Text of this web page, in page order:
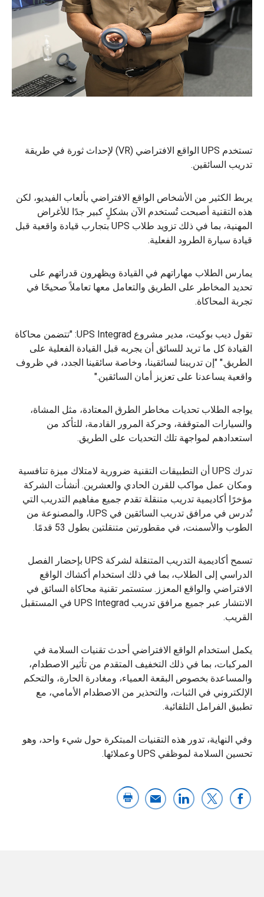
تستخدم UPS الواقع الافتراضي (VR) لإحداث ثورة في طريقة
تدريب السائقين.
يربط الكثير من الأشخاص الواقع الافتراضي بألعاب الفيديو، لكن
هذه التقنية أصبحت تُستخدم الآن بشكلٍ كبير جدًا للأغراض
المهنية، بما في ذلك تزويد طلاب UPS بتجارب قيادة واقعية قبل
قيادة سيارة الطرود الفعلية.
يمارس الطلاب مهاراتهم في القيادة ويظهرون قدراتهم على
تحديد المخاطر على الطريق والتعامل معها تعاملاً صحيحًا في
تجربة المحاكاة.
تقول ديب بوكيت، مدير مشروع UPS Integrad: "تتضمن محاكاة
القيادة كل ما تريد للسائق أن يجربه قبل القيادة الفعلية على
الطريق." "إن تدريبنا لسائقينا، وخاصة سائقينا الجدد، في ظروف
واقعية يساعدنا على تعزيز أمان السائقين."
يواجه الطلاب تحديات مخاطر الطرق المعتادة، مثل المشاة،
والسيارات المتوقفة، وحركة المرور القادمة، للتأكد من
استعدادهم لمواجهة تلك التحديات على الطريق.
تدرك UPS أن التطبيقات التقنية ضرورية لامتلاك ميزة تنافسية
ومكان عمل مواكب للقرن الحادي والعشرين. أنشأت الشركة
مؤخرًا أكاديمية تدريب متنقلة تقدم جميع مفاهيم التدريب التي
تُدرس في مرافق تدريب السائقين في UPS، والمصنوعة من
الطوب والأسمنت، في مقطورتين متنقلتين بطول 53 قدمًا.
تسمح أكاديمية التدريب المتنقلة لشركة UPS بإحضار الفصل
الدراسي إلى الطلاب، بما في ذلك استخدام أكشاك الواقع
الافتراضي والواقع المعزز. ستستمر تقنية محاكاة السائق في
الانتشار عبر جميع مرافق تدريب UPS Integrad في المستقبل
القريب.
يكمل استخدام الواقع الافتراضي أحدث تقنيات السلامة في
المركبات، بما في ذلك التخفيف المتقدم من تأثير الاصطدام،
والمساعدة بخصوص البقعة العمياء، ومغادرة الحارة، والتحكم
الإلكتروني في الثبات، والتحذير من الاصطدام الأمامي، مع
تطبيق الفرامل التلقائية.
وفي النهاية، تدور هذه التقنيات المبتكرة حول شيء واحد، وهو
تحسين السلامة لموظفي UPS وعملائها.